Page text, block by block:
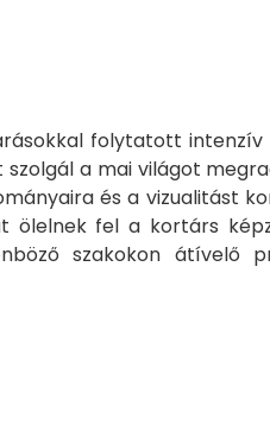
folytatott
a mai világot
és a vizualitást
ölelnek fel a kortárs
szakokon átívelő